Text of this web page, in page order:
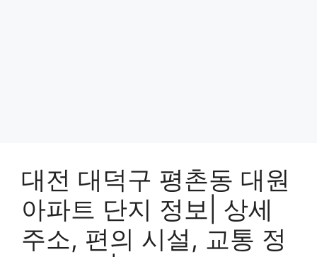
대전 대덕구 평촌동 대원
아파트 단지 정보| 상세
주소, 편의 시설, 교통 정